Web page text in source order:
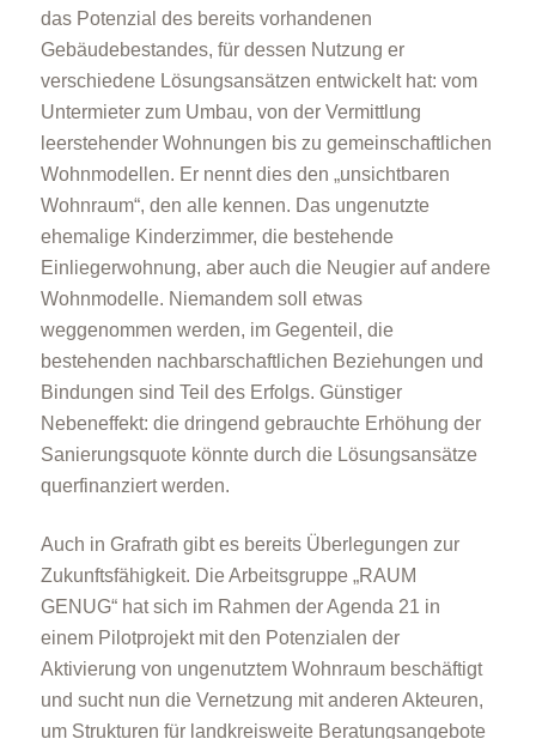
das Potenzial des bereits vorhandenen
Gebäudebestandes, für dessen Nutzung er
verschiedene Lösungsansätzen entwickelt hat: vom
Untermieter zum Umbau, von der Vermittlung
leerstehender Wohnungen bis zu gemeinschaftlichen
Wohnmodellen. Er nennt dies den „unsichtbaren
Wohnraum“, den alle kennen. Das ungenutzte
ehemalige Kinderzimmer, die bestehende
Einliegerwohnung, aber auch die Neugier auf andere
Wohnmodelle. Niemandem soll etwas
weggenommen werden, im Gegenteil, die
bestehenden nachbarschaftlichen Beziehungen und
Bindungen sind Teil des Erfolgs. Günstiger
Nebeneffekt: die dringend gebrauchte Erhöhung der
Sanierungsquote könnte durch die Lösungsansätze
querfinanziert werden.
Auch in Grafrath gibt es bereits Überlegungen zur
Zukunftsfähigkeit. Die Arbeitsgruppe „RAUM
GENUG“ hat sich im Rahmen der Agenda 21 in
einem Pilotprojekt mit den Potenzialen der
Aktivierung von ungenutztem Wohnraum beschäftigt
und sucht nun die Vernetzung mit anderen Akteuren,
um Strukturen für landkreisweite Beratungsangebote